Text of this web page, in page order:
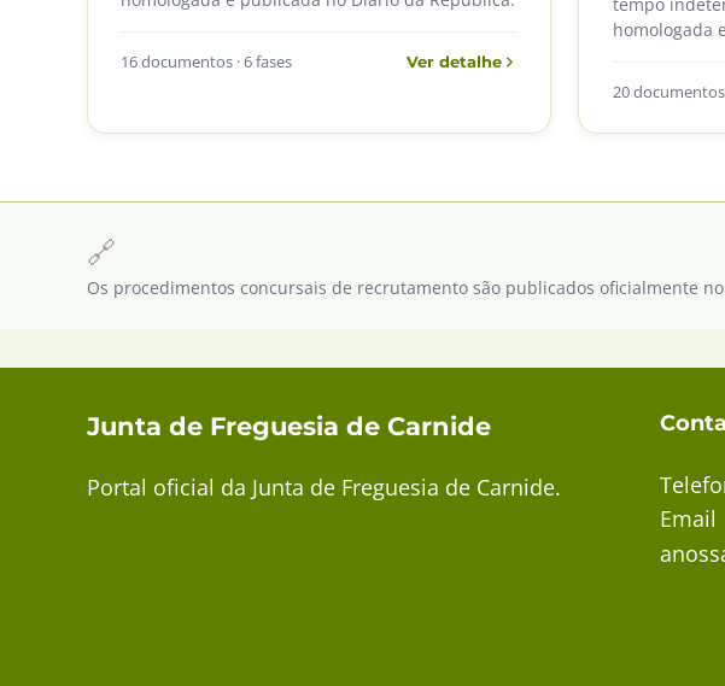
16 documentos · 6 fases Ver detalhe
homologada
20 documentos
🔗
Os procedimentos concursais de recrutamento são publicados oficialmente no
Junta de Freguesia de Carnide
Portal oficial da Junta de Freguesia de Carnide.
Email